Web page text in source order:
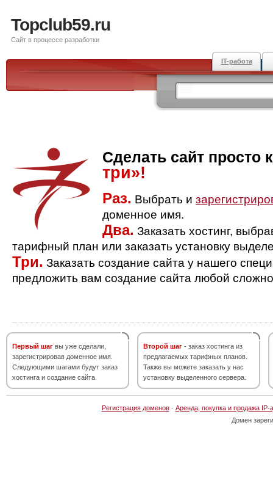
Topclub59.ru
Сайт в процессе разработки
IT-работа
Сделать сайт просто
три»!
Раз. Выбрать и
доменное имя.
Два. Заказать хостинг,
тарифный план или заказать установку
Три. Заказать создание сайта у нашего
предложить вам создание сайта любой
Первый шаг вы уже сделали,
зарегистрировав доменное имя.
Следующими шагами будут заказ
хостинга и создание сайта.
Второй шаг - заказ хостинга из
предлагаемых тарифных планов.
Также вы можете заказать у нас
установку выделенного сервера.
Регистрация доменов· Аренда, покупка и продажа IP-
Домен